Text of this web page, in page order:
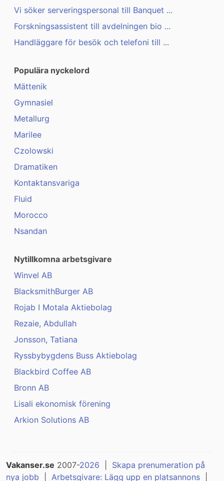
Vi söker serveringspersonal till Banquet ...
Forskningsassistent till avdelningen bio ...
Handläggare för besök och telefoni till ...
Populära nyckelord
Mättenik
Gymnasiel
Metallurg
Marilee
Czolowski
Dramatiken
Kontaktansvariga
Fluid
Morocco
Nsandan
Nytillkomna arbetsgivare
Winvel AB
BlacksmithBurger AB
Rojab I Motala Aktiebolag
Rezaie, Abdullah
Jonsson, Tatiana
Ryssbybygdens Buss Aktiebolag
Blackbird Coffee AB
Bronn AB
Lisali ekonomisk förening
Arkion Solutions AB
Vakanser.se 2007-2026
Skapa prenumeration på
nya jobb
Arbetsgivare: Lägg upp en platsannons